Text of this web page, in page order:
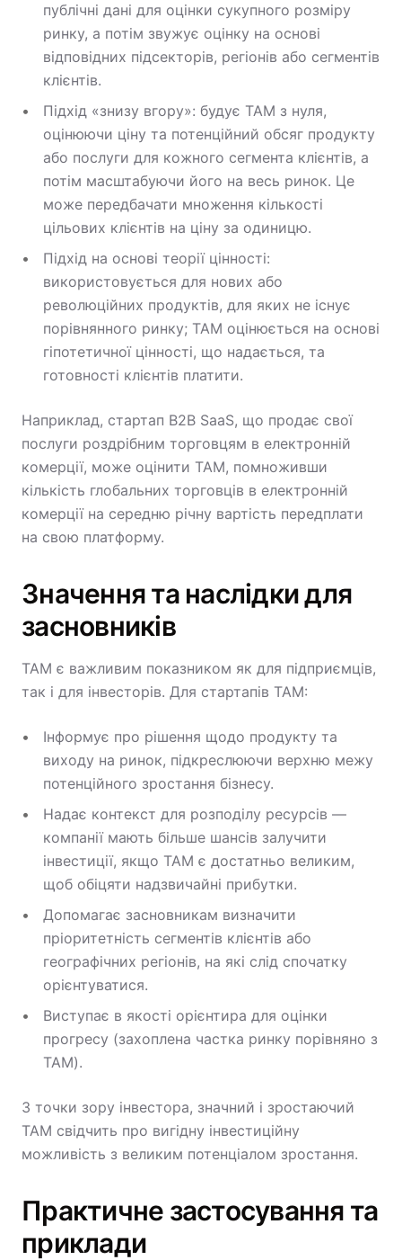
публічні дані для оцінки сукупного розміру
ринку, а потім звужує оцінку на основі
відповідних підсекторів, регіонів або сегментів
клієнтів.
Підхід «знизу вгору»: будує TAM з нуля,
оцінюючи ціну та потенційний обсяг продукту
або послуги для кожного сегмента клієнтів, а
потім масштабуючи його на весь ринок. Це
може передбачати множення кількості
цільових клієнтів на ціну за одиницю.
Підхід на основі теорії цінності:
використовується для нових або
революційних продуктів, для яких не існує
порівнянного ринку; TAM оцінюється на основі
гіпотетичної цінності, що надається, та
готовності клієнтів платити.
Наприклад, стартап B2B SaaS, що продає свої
послуги роздрібним торговцям в електронній
комерції, може оцінити TAM, помноживши
кількість глобальних торговців в електронній
комерції на середню річну вартість передплати
на свою платформу.
Значення та наслідки для
засновників
TAM є важливим показником як для підприємців,
так і для інвесторів. Для стартапів TAM:
Інформує про рішення щодо продукту та
виходу на ринок, підкреслюючи верхню межу
потенційного зростання бізнесу.
Надає контекст для розподілу ресурсів —
компанії мають більше шансів залучити
інвестиції, якщо TAM є достатньо великим,
щоб обіцяти надзвичайні прибутки.
Допомагає засновникам визначити
пріоритетність сегментів клієнтів або
географічних регіонів, на які слід спочатку
орієнтуватися.
Виступає в якості орієнтира для оцінки
прогресу (захоплена частка ринку порівняно з
TAM).
З точки зору інвестора, значний і зростаючий
TAM свідчить про вигідну інвестиційну
можливість з великим потенціалом зростання.
Практичне застосування та
приклади